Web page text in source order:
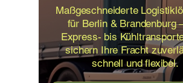
Maßgeschneiderte
für Berlin & Brandenburg
Express- bis
sichern Ihre Fracht
schnell und flexibel.